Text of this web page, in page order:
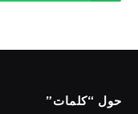
حول “كلمات”